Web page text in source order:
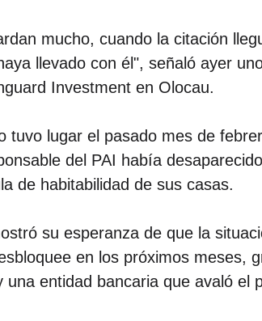
mucho, cuando la citación
llevado con él", señaló ayer
Investment en Olocau.
tuvo lugar el pasado mes de
del PAI había
de habitabilidad de sus casas.
su esperanza de que la
en los próximos meses,
entidad bancaria que avaló el